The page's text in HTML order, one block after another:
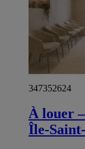
347352624
À louer
Île-